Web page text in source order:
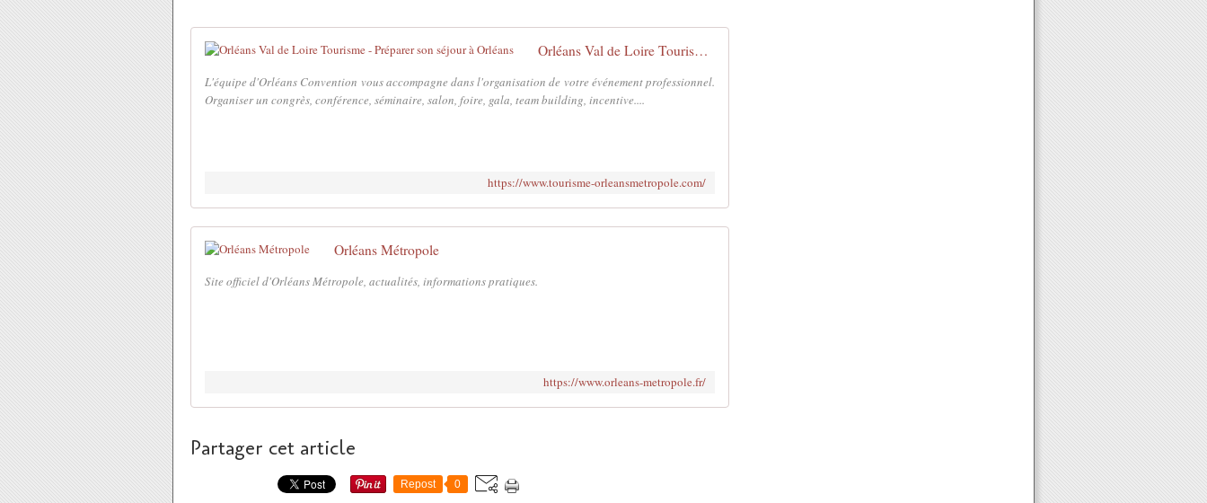
Orléans Val de Loire Tourisme - Préparer son séjour à Orléans
L'équipe d'Orléans Convention vous accompagne dans l'organisation de votre événement professionnel.
Organiser un congrès, conférence, séminaire, salon, foire, gala, team building, incentive....
https://www.tourisme-orleansmetropole.com/
Orléans Métropole
Site officiel d'Orléans Métropole, actualités, informations pratiques.
https://www.orleans-metropole.fr/
Partager cet article
Repost 0